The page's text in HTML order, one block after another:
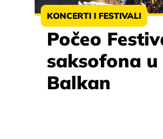
KONCERTI I FESTIVALI
Počeo
saksofona
Balkan